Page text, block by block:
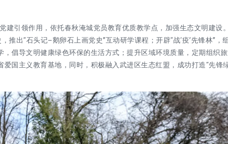
建引领作用，依托春秋淹城党员教育优质教学点，加强生态文明建设
出“石头记–鹅卵石上画党史”互动研学课程；开辟“战‘疫’先锋林”，
倡导文明健康绿色环保的生活方式；提升区域环境质量，定期组织
国主义教育基地，同时，积极融入武进区生态红盟，成功打造“先锋